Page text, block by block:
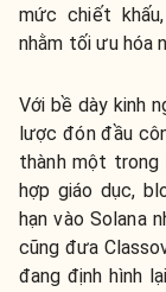
mức chiết
nhằm tối ưu hóa
Với bề dày kinh
lược đón đầu
thành một trong
hợp giáo dục,
hạn vào Solana
cũng đưa
đang định hình